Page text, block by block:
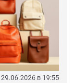
29.06.2026 в 19:55